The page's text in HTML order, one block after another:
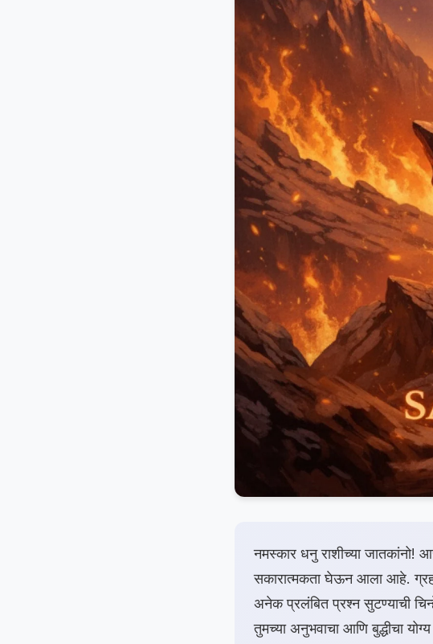
नमस्कार धनु राशीच्या जातकांनो!
सकारात्मकता घेऊन आला आहे.
अनेक प्रलंबित प्रश्न सुटण्याची
तुमच्या अनुभवाचा आणि बुद्धीचा